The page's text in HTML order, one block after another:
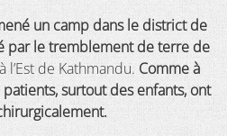
un camp dans le district de
par le tremblement de terre de
l’Est de Kathmandu. Comme à
surtout des enfants, ont